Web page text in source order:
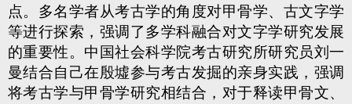
点。多名学者从考古学的角度对甲骨学、古文字学
等进行探索，强调了多学科融合对文字学研究发展
的重要性。中国社会科学院考古研究所研究员刘一
曼结合自己在殷墟参与考古发掘的亲身实践，强调
将考古学与甲骨学研究相结合，对于释读甲骨文、